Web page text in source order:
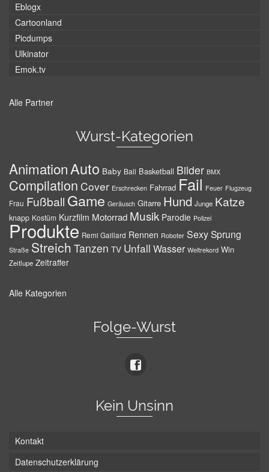
Eblogx
Cartoonland
Picdumps
Ulkinator
Emok.tv
Alle Partner
Wurst-Kategorien
AnimationAuto Baby Ball Basketball Bilder BMX
Compilation Cover Erschrecken Fahrrad Fail Feuer Flugzeug
Frau Fußball Game Geräusch Gitarre Hund Junge Katze
knapp Kostüm Kurzfilm Motorrad Musik Parodie Polizei
Produkte Remi Gaillard Rennen Roboter SexySprung
Straße Streich Tanzen TV Unfall Wasser Weltrekord Win
Zeitlupe Zeitraffer
Alle Kategorien
Folge-Wurst
Kein Unsinn
Kontakt
Datenschutzerklärung